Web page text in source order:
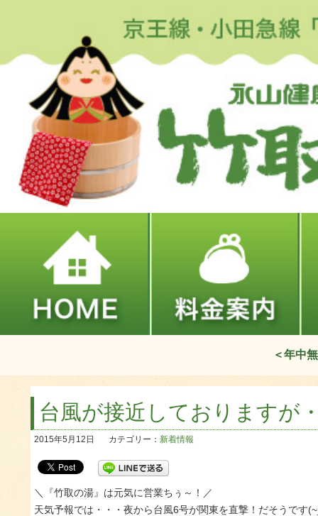
＜年中
台風が接近しておりますが
2015年5月12日 カテゴリー： 新着情報
＼『竹取の湯』は元気に営業ちぅ～！／
天気予報では・・・夜から台風6号が関東を直撃！だそうです